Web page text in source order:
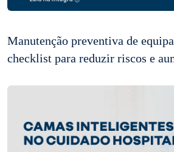
Manutenção preventiva de
checklist para reduzir riscos e